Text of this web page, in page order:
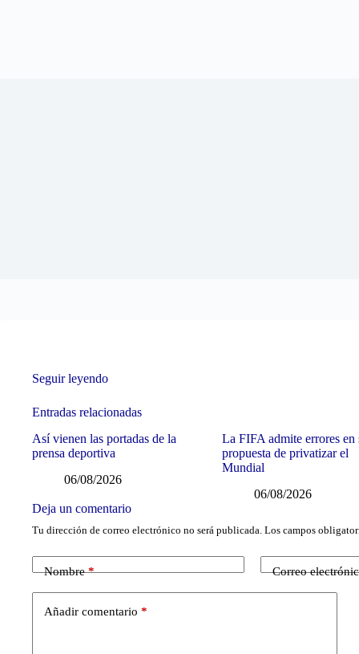
Seguir leyendo
Entradas relacionadas
Así vienen las portadas de la
prensa deportiva
06/08/2026
La FIFA admite errores en
propuesta de privatizar el
Mundial
06/08/2026
Deja un comentario
Tu dirección de correo electrónico no será publicada. Los campos
Nombre* Correo
Añadir comentario *